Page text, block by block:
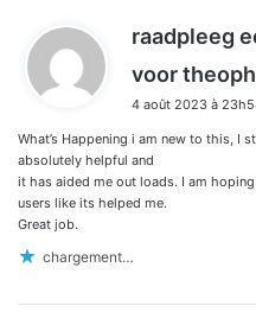
raadpleeg
voor
4 août 2023 à
What’s Happening i am new to this, I
absolutely helpful and
it has aided me out loads. I am
users like its helped me.
Great job.
chargement…